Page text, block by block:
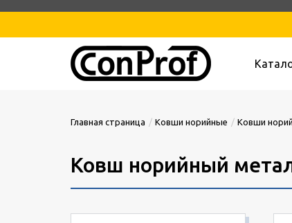
Главная страница Ковши норийные Ковши
Ковш норийный